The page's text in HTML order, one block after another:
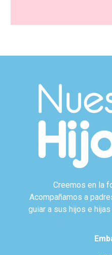
Creemos en la
Acompañamos a
guiar a sus hijos e